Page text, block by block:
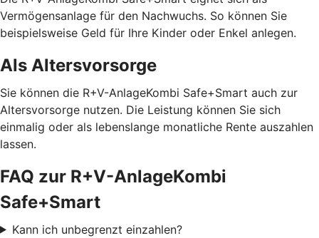
Vermögensanlage für den Nachwuchs. So können Sie
beispielsweise Geld für Ihre Kinder oder Enkel anlegen.
Als Altersvorsorge
Sie können die R+V-AnlageKombi Safe+Smart auch zur
Altersvorsorge nutzen. Die Leistung können Sie sich
einmalig oder als lebenslange monatliche Rente auszahlen
lassen.
FAQ zur R+V-AnlageKombi
Safe+Smart
Kann ich unbegrenzt einzahlen?